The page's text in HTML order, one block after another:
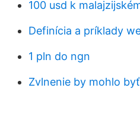
100 usd k
Definícia a príklady
1 pln do ngn
Zvlnenie by mohlo